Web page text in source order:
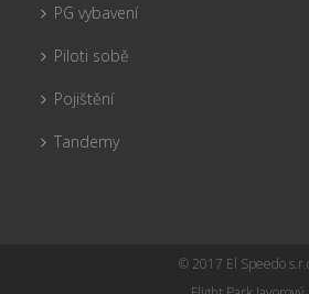
PG vybavení
Piloti sobě
Pojištění
Tandemy
© 2017 El Speedo